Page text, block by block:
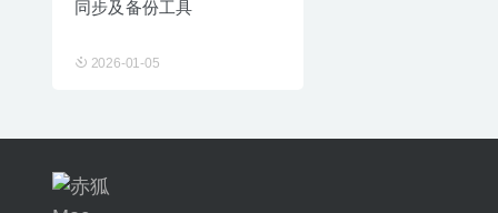
同步及备份工具
2026-01-05